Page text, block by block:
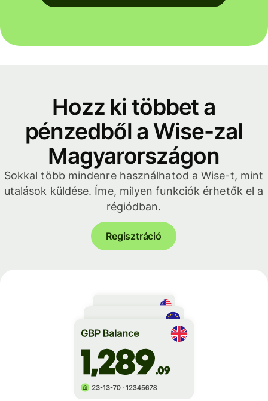
Hozz ki többet a
pénzedből a Wise-zal
Magyarországon
Sokkal több mindenre használhatod a Wise-t, mint
utalások küldése. Íme, milyen funkciók érhetők el a
régiódban.
Regisztráció